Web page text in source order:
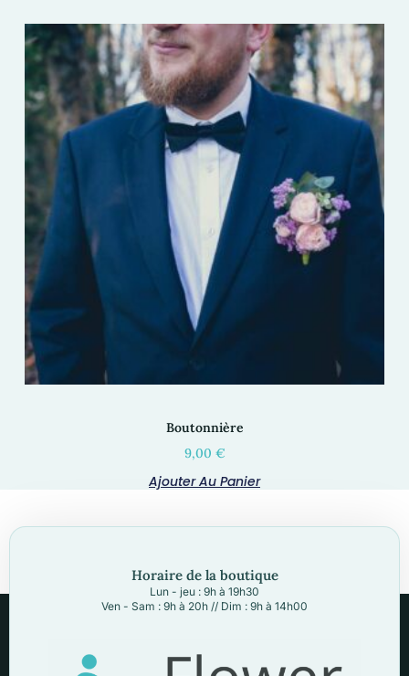
Boutonnière
9,00 €
Ajouter Au Panier
Horaire de la boutique
Lun - jeu : 9h à 19h30
Ven - Sam : 9h à 20h // Dim : 9h à 14h00